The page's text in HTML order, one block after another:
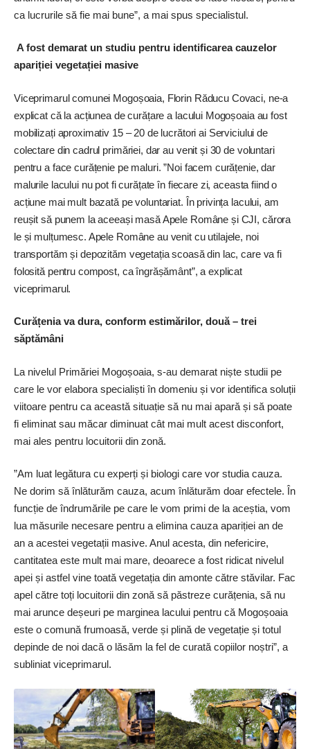
ca lucrurile să fie mai bune”, a mai spus specialistul.
A fost demarat un studiu pentru identificarea cauzelor
apariției vegetației masive
Viceprimarul comunei Mogoșoaia, Florin Răducu Covaci, ne-a
explicat că la acțiunea de curățare a lacului Mogoșoaia au fost
mobilizați aproximativ 15 – 20 de lucrători ai Serviciului de
colectare din cadrul primăriei, dar au venit și 30 de voluntari
pentru a face curățenie pe maluri. ”Noi facem curățenie, dar
malurile lacului nu pot fi curățate în fiecare zi, aceasta fiind o
acțiune mai mult bazată pe voluntariat. În privința lacului, am
reușit să punem la aceeași masă Apele Române și CJI, cărora
le și mulțumesc. Apele Române au venit cu utilajele, noi
transportăm și depozităm vegetația scoasă din lac, care va fi
folosită pentru compost, ca îngrășământ”, a explicat
viceprimarul.
Curățenia va dura, conform estimărilor, două – trei
săptămâni
La nivelul Primăriei Mogoșoaia, s-au demarat niște studii pe
care le vor elabora specialiști în domeniu și vor identifica soluții
viitoare pentru ca această situație să nu mai apară și să poate
fi eliminat sau măcar diminuat cât mai mult acest disconfort,
mai ales pentru locuitorii din zonă.
”Am luat legătura cu experți și biologi care vor studia cauza.
Ne dorim să înlăturăm cauza, acum înlăturăm doar efectele. În
funcție de îndrumările pe care le vom primi de la aceștia, vom
lua măsurile necesare pentru a elimina cauza apariției an de
an a acestei vegetații masive. Anul acesta, din nefericire,
cantitatea este mult mai mare, deoarece a fost ridicat nivelul
apei și astfel vine toată vegetația din amonte către stăvilar. Fac
apel către toți locuitorii din zonă să păstreze curățenia, să nu
mai arunce deșeuri pe marginea lacului pentru că Mogoșoaia
este o comună frumoasă, verde și plină de vegetație și totul
depinde de noi dacă o lăsăm la fel de curată copiilor noștri”, a
subliniat viceprimarul.